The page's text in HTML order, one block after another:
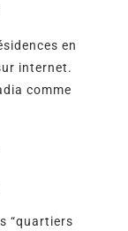
en
internet.
comme
“quartiers